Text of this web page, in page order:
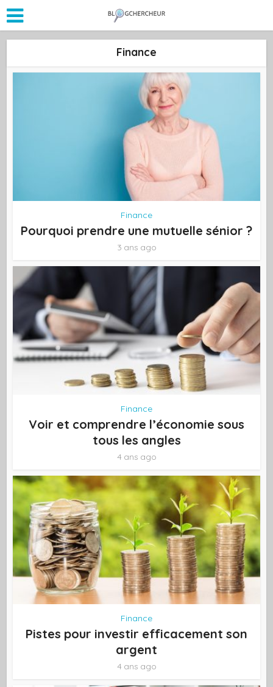
Finance
Finance
Pourquoi prendre une mutuelle sénior ?
3 ans ago
Finance
Voir et comprendre l’économie sous
tous les angles
4 ans ago
Finance
Pistes pour investir efficacement son
argent
4 ans ago